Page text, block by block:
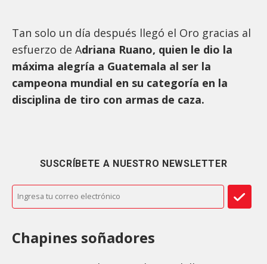
Tan solo un día después llegó el Oro gracias al
esfuerzo de Adriana Ruano, quien le dio la
máxima alegría a Guatemala al ser la
campeona mundial en su categoría en la
disciplina de tiro con armas de caza.
SUSCRÍBETE A NUESTRO NEWSLETTER
Chapines soñadores